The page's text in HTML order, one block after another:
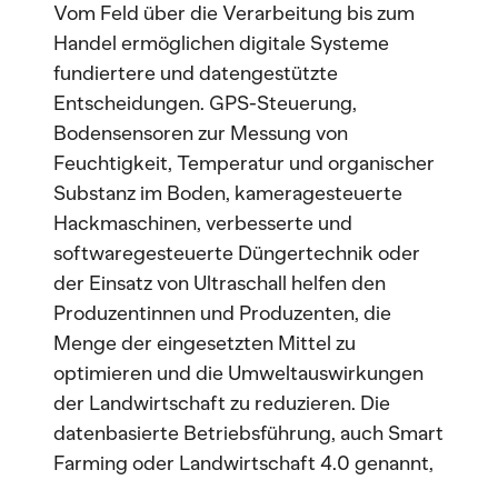
Vom Feld über die Verarbeitung bis zum
Handel ermöglichen digitale Systeme
fundiertere und datengestützte
Entscheidungen. GPS-Steuerung,
Bodensensoren zur Messung von
Feuchtigkeit, Temperatur und organischer
Substanz im Boden, kameragesteuerte
Hackmaschinen, verbesserte und
softwaregesteuerte Düngertechnik oder
der Einsatz von Ultraschall helfen den
Produzentinnen und Produzenten, die
Menge der eingesetzten Mittel zu
optimieren und die Umweltauswirkungen
der Landwirtschaft zu reduzieren. Die
datenbasierte Betriebsführung, auch Smart
Farming oder Landwirtschaft 4.0 genannt,